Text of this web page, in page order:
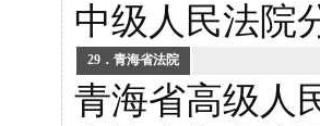
中级人民法院
29．青海省法院
青海省高级人